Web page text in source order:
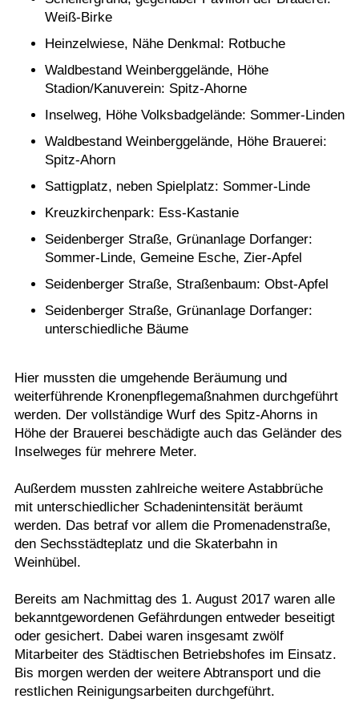
Weiß-Birke
Heinzelwiese, Nähe Denkmal: Rotbuche
Waldbestand Weinberggelände, Höhe
Stadion/Kanuverein: Spitz-Ahorne
Inselweg, Höhe Volksbadgelände: Sommer-Linden
Waldbestand Weinberggelände, Höhe Brauerei:
Spitz-Ahorn
Sattigplatz, neben Spielplatz: Sommer-Linde
Kreuzkirchenpark: Ess-Kastanie
Seidenberger Straße, Grünanlage Dorfanger:
Sommer-Linde, Gemeine Esche, Zier-Apfel
Seidenberger Straße, Straßenbaum: Obst-Apfel
Seidenberger Straße, Grünanlage Dorfanger:
unterschiedliche Bäume
Hier mussten die umgehende Beräumung und
weiterführende Kronenpflegemaßnahmen durchgeführt
werden. Der vollständige Wurf des Spitz-Ahorns in
Höhe der Brauerei beschädigte auch das Geländer des
Inselweges für mehrere Meter.
Außerdem mussten zahlreiche weitere Astabbrüche
mit unterschiedlicher Schadenintensität beräumt
werden. Das betraf vor allem die Promenadenstraße,
den Sechsstädteplatz und die Skaterbahn in
Weinhübel.
Bereits am Nachmittag des 1. August 2017 waren alle
bekanntgewordenen Gefährdungen entweder beseitigt
oder gesichert. Dabei waren insgesamt zwölf
Mitarbeiter des Städtischen Betriebshofes im Einsatz.
Bis morgen werden der weitere Abtransport und die
restlichen Reinigungsarbeiten durchgeführt.